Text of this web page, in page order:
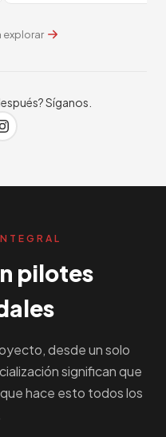
explorar
Síganos.
pilotes
desde un solo
significan que
hace esto todos los